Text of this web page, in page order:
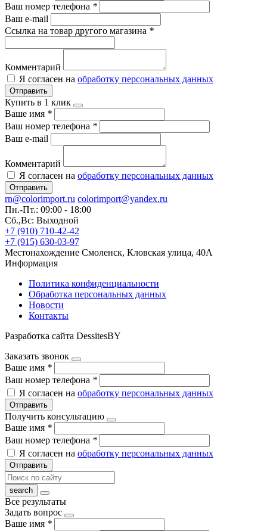
Ваш номер телефона *
Ваш e-mail
Ссылка на товар другого магазина *
Комментарий
Я согласен на обработку персональных данных
Отправить
Купить в 1 клик
Ваше имя *
Ваш номер телефона *
Ваш e-mail
Комментарий
Я согласен на обработку персональных данных
Отправить
rn@colorimport.ru colorimport@yandex.ru
Пн.-Пт.: 09:00 - 18:00
Сб.,Вс: Выходной
+7 (910) 710-42-42
+7 (915) 630-03-97
Местонахождение Смоленск, Кловская улица, 40А
Информация
Политика конфиденциальности
Обработка персональных данных
Новости
Контакты
Разработка сайта DessitesBY
Заказать звонок
Ваше имя *
Ваш номер телефона *
Я согласен на обработку персональных данных
Отправить
Получить консультацию
Ваше имя *
Ваш номер телефона *
Я согласен на обработку персональных данных
Отправить
Все результаты
Задать вопрос
Ваше имя *